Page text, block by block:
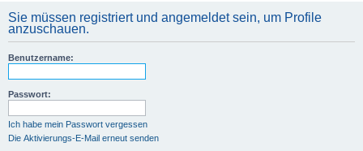
h
Sie müssen registriert und angemeldet sein, um Profile
anzuschauen.
Benutzername:
Passwort:
Ich habe mein Passwort vergessen
Die Aktivierungs-E-Mail erneut senden